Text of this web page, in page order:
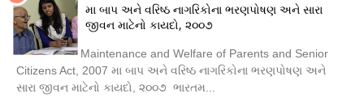
મા બાપ અને વરિષ્ઠ નાગરિકોના ભરણપોષણ અને સારા
જીવન માટેનો કાયદો, ૨૦૦૭
Maintenance and Welfare of Parents and Senior
Citizens Act, 2007 મા બાપ અને વરિષ્ઠ નાગરિકોના ભરણપોષણ અને
સારા જીવન માટેનો કાયદો, ૨૦૦૭ ભારતમ...